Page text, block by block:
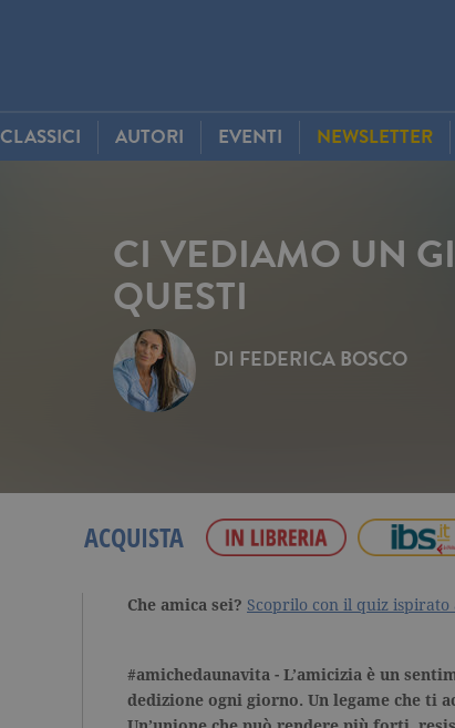
CLASSICI AUTORI EVENTI NEWSLETTER
CI VEDIAMO UN
QUESTI
DI FEDERICA BOSCO
ACQUISTA
Che amica sei? Scoprilo con il quiz ispirato
#amichedaunavita - L’amicizia è un
dedizione ogni giorno. Un legame che ti